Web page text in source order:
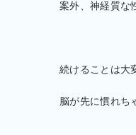
案外、神経質な
続けることは大
脳が先に慣れち